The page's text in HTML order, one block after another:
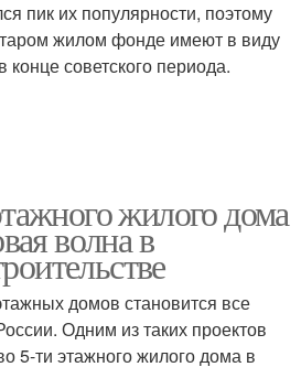
пик их популярности, поэтому
жилом фонде имеют в виду
советского периода.
жилого дома
волна в
домов становится все
Одним из таких проектов
5-ти этажного жилого дома в